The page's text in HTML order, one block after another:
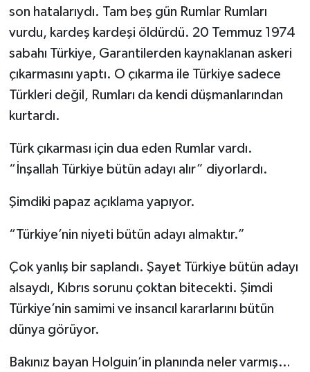
son hatalarıydı. Tam beş gün Rumlar Rumları
vurdu, kardeş kardeşi öldürdü. 20 Temmuz 1974
sabahı Türkiye, Garantilerden kaynaklanan askeri
çıkarmasını yaptı. O çıkarma ile Türkiye sadece
Türkleri değil, Rumları da kendi düşmanlarından
kurtardı.
Türk çıkarması için dua eden Rumlar vardı.
“İnşallah Türkiye bütün adayı alır” diyorlardı.
Şimdiki papaz açıklama yapıyor.
“Türkiye’nin niyeti bütün adayı almaktır.”
Çok yanlış bir saplandı. Şayet Türkiye bütün adayı
alsaydı, Kıbrıs sorunu çoktan bitecekti. Şimdi
Türkiye’nin samimi ve insancıl kararlarını bütün
dünya görüyor.
Bakınız bayan Holguin’in planında neler varmış…